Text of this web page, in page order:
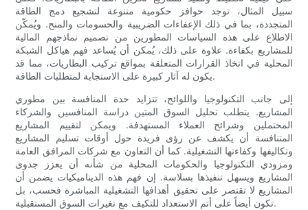
سبيل المثال، توجد حوافز حكومية متنوعة لتشجيع دمج الطاقة
المتجددة، بما في ذلك الإعفاءات الضريبية والحسومات والمنح. ويُمكّن
الاطلاع على هذه السياسات المطورين من تصميم نماذجهم المالية
للمشاريع بكفاءة. علاوة على ذلك، يُمكن أن يُساعد فهم هياكل الشبكة
المحلية في اتخاذ القرارات المتعلقة بمواقع تركيب البطاريات، مما قد
يكون له آثار كبيرة على الاستجابة لمتطلبات الطاقة.
إلى جانب التكنولوجيا واللوائح، تتزايد حدة المنافسة بين مطوري
المشاريع. يتطلب تحليل السوق المتين دراسة المنافسين والشركاء
المحتملين وشرائح العملاء المستهدفة. ويمكن لتقييم المشاريع
المتنافسة أن يكشف عن رؤى فريدة حول أوقات تسليم المشاريع
وتكاليفها وكفاءتها التشغيلية. كما أن التعاون مع شركات المرافق العامة
ومزودي التكنولوجيا والحكومات المحلية من شأنه أن يعزز جدوى
المشاريع ويسهل تنفيذها بسلاسة. إن فهم هذه الديناميكيات يضمن أن
المشاريع لا تقتصر على تحقيق أهدافها التشغيلية المباشرة فحسب، بل
تكون أيضاً على أتم الاستعداد للتكيف مع تغيرات السوق المستقبلية.